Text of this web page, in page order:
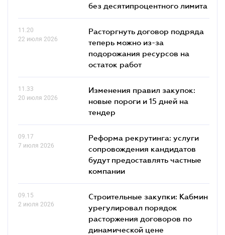
без десятипроцентного лимита
11.20
22 июля 2026
Расторгнуть договор подряда
теперь можно из-за
подорожания ресурсов на
остаток работ
11.33
20 июля 2026
Изменения правил закупок:
новые пороги и 15 дней на
тендер
09.17
7 июля 2026
Реформа рекрутинга: услуги
сопровождения кандидатов
будут предоставлять частные
компании
09.15
2 июля 2026
Строительные закупки: Кабмин
урегулировал порядок
расторжения договоров по
динамической цене